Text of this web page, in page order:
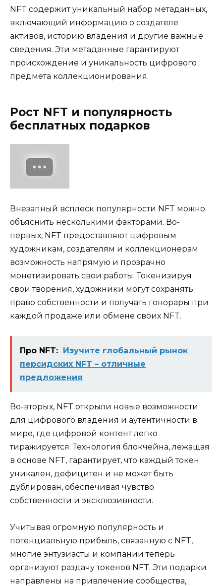
NFT содержит уникальный набор метаданных,
включающий информацию о создателе
активов, историю владения и другие важные
сведения. Эти метаданные гарантируют
происхождение и уникальность цифрового
предмета коллекционирования.
Рост NFT и популярность
бесплатных подарков
Внезапный всплеск популярности NFT можно
объяснить несколькими факторами. Во-
первых, NFT предоставляют цифровым
художникам, создателям и коллекционерам
возможность напрямую и прозрачно
монетизировать свои работы. Токенизируя
свои творения, художники могут сохранять
право собственности и получать гонорары при
каждой продаже или обмене своих NFT.
Про NFT:
Изучите глобальный рынок
персидских NFT – отличные
предложения
Во-вторых, NFT открыли новые возможности
для цифрового владения и аутентичности в
мире, где цифровой контент легко
тиражируется. Технология блокчейна, лежащая
в основе NFT, гарантирует, что каждый токен
уникален, дефицитен и не может быть
дублирован, обеспечивая чувство
собственности и эксклюзивности.
Учитывая огромную популярность и
потенциальную прибыль, связанную с NFT,
многие энтузиасты и компании теперь
организуют раздачу токенов NFT. Эти подарки
направлены на привлечение сообщества,